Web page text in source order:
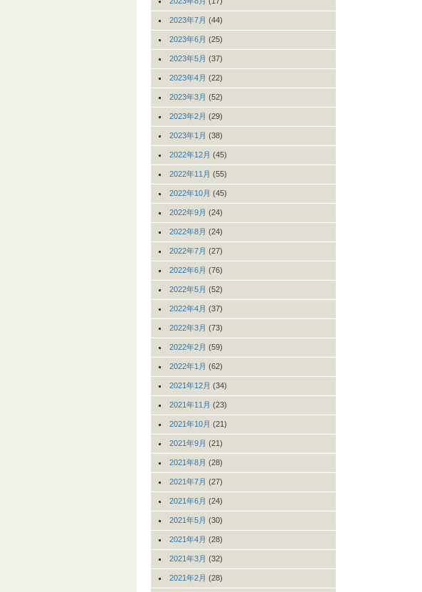
2023年7月 (44)
2023年6月 (25)
2023年5月 (37)
2023年4月 (22)
2023年3月 (52)
2023年2月 (29)
2023年1月 (38)
2022年12月 (45)
2022年11月 (55)
2022年10月 (45)
2022年9月 (24)
2022年8月 (24)
2022年7月 (27)
2022年6月 (76)
2022年5月 (52)
2022年4月 (37)
2022年3月 (73)
2022年2月 (59)
2022年1月 (62)
2021年12月 (34)
2021年11月 (23)
2021年10月 (21)
2021年9月 (21)
2021年8月 (28)
2021年7月 (27)
2021年6月 (24)
2021年5月 (30)
2021年4月 (28)
2021年3月 (32)
2021年2月 (28)